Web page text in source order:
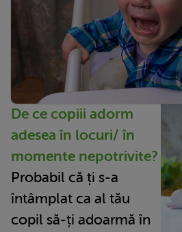
De ce copiii adorm
adesea în locuri/ în
momente nepotrivite?
Probabil că ți s-a
întâmplat ca al tău
copil să-ți adoarmă în